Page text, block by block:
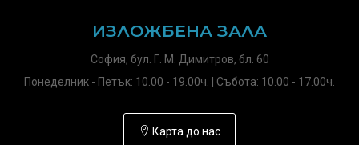
ИЗЛОЖБЕНА ЗАЛА
София, бул. Г. М. Димитров, бл. 60
Понеделник - Петък: 10.00 - 19.00ч. | Събота: 10.00 - 17.00ч.
Карта до нас